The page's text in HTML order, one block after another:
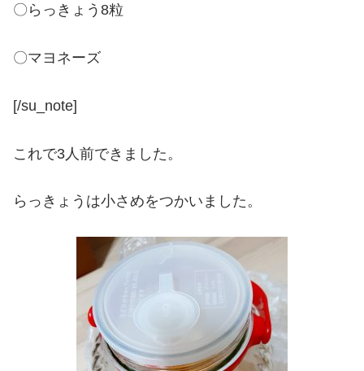
〇らっきょう8粒
〇マヨネーズ
[/su_note]
これで3人前できました。
らっきょうは小さめをつかいました。